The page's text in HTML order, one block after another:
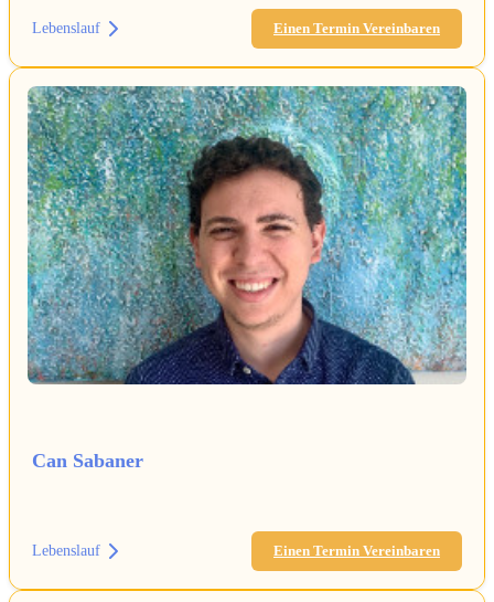
Lebenslauf Einen Termin Vereinbaren
Can Sabaner
Lebenslauf Einen Termin Vereinbaren